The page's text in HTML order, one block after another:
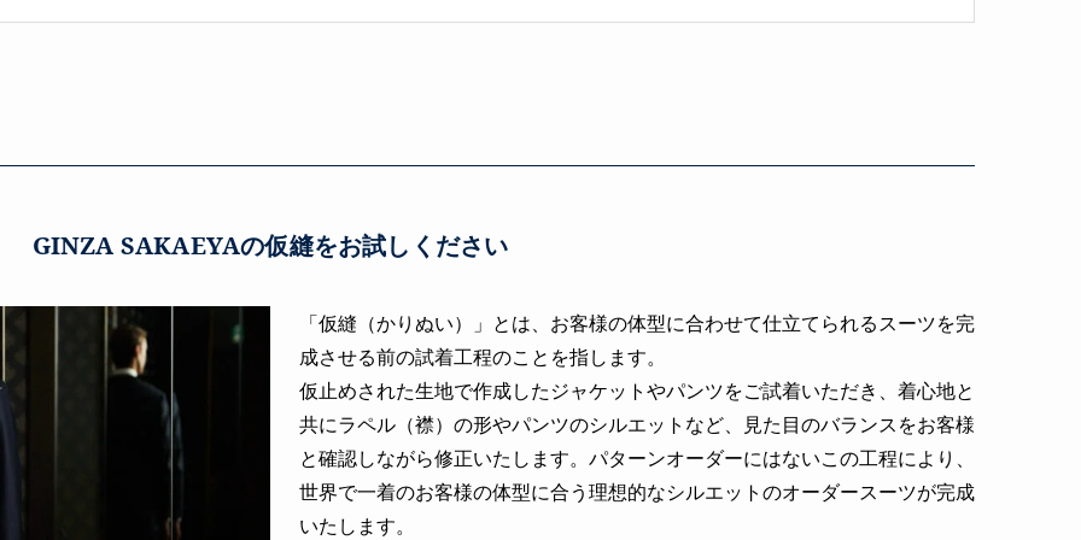
GINZA SAKAEYAの仮縫をお試しください
「仮縫（かりぬい）」とは、お客様の体型に合わせて仕立てられるスーツを完
成させる前の試着工程のことを指します。
仮止めされた生地で作成したジャケットやパンツをご試着いただき、着心地と
共にラペル（襟）の形やパンツのシルエットなど、見た目のバランスをお客様
と確認しながら修正いたします。パターンオーダーにはないこの工程により、
世界で一着のお客様の体型に合う理想的なシルエットのオーダースーツが完成
いたします。